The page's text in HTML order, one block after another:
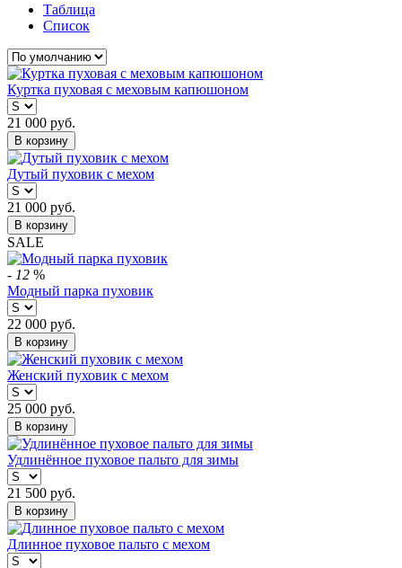
Таблица
Список
Куртка пуховая с меховым капюшоном
21 000 руб.
В корзину
Дутый пуховик с мехом
21 000 руб.
В корзину
SALE
- 12 %
Модный парка пуховик
22 000 руб.
В корзину
Женский пуховик с мехом
25 000 руб.
В корзину
Удлинённое пуховое пальто для зимы
21 500 руб.
В корзину
Длинное пуховое пальто с мехом